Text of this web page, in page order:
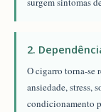
2.
O cigarro torna-se
ansiedade, stress,
condicionamento